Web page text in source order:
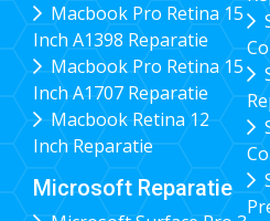
Macbook Pro Retina 15
Inch A1398 Reparatie
Macbook Pro Retina 15
Inch A1707 Reparatie
Macbook Retina 12
Inch Reparatie
Microsoft Reparatie